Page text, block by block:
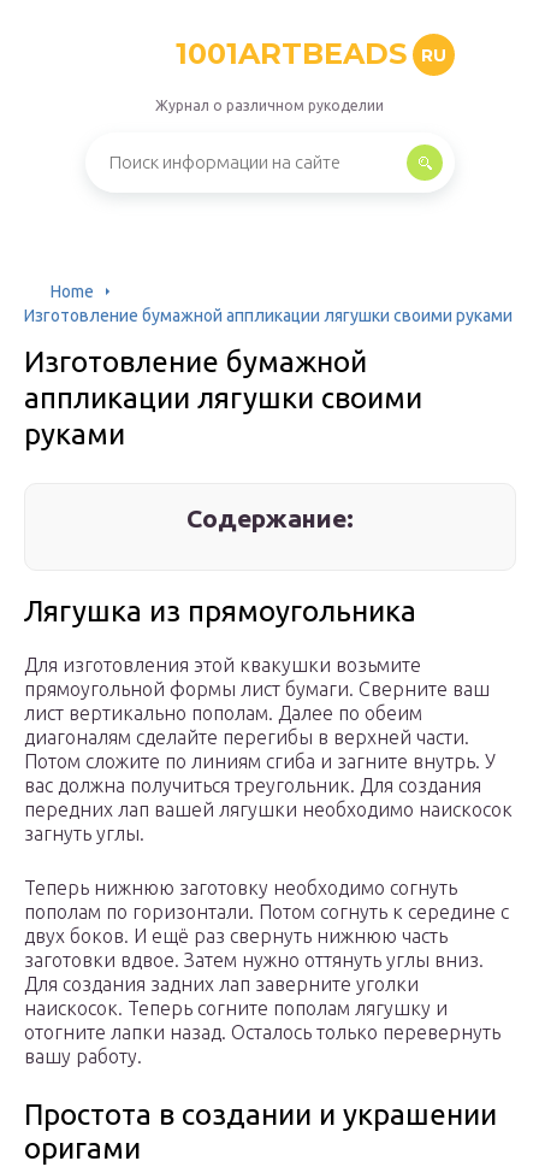
1001ARTBEADS RU
Журнал о различном рукоделии
Home
Изготовление бумажной аппликации лягушки своими руками
Изготовление бумажной
аппликации лягушки своими
руками
Содержание:
Лягушка из прямоугольника
Для изготовления этой квакушки возьмите
прямоугольной формы лист бумаги. Сверните ваш
лист вертикально пополам. Далее по обеим
диагоналям сделайте перегибы в верхней части.
Потом сложите по линиям сгиба и загните внутрь. У
вас должна получиться треугольник. Для создания
передних лап вашей лягушки необходимо наискосок
загнуть углы.
Теперь нижнюю заготовку необходимо согнуть
пополам по горизонтали. Потом согнуть к середине с
двух боков. И ещё раз свернуть нижнюю часть
заготовки вдвое. Затем нужно оттянуть углы вниз.
Для создания задних лап заверните уголки
наискосок. Теперь согните пополам лягушку и
отогните лапки назад. Осталось только перевернуть
вашу работу.
Простота в создании и украшении
оригами